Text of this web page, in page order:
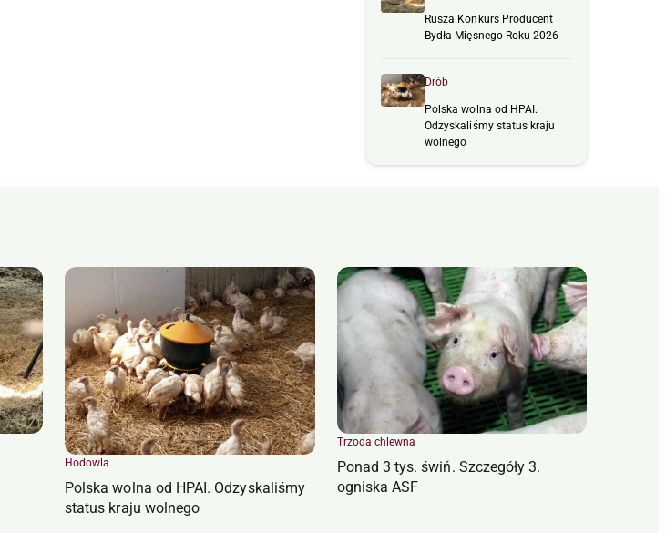
Rusza Konkurs Producent
Bydła Mięsnego Roku 2026
Drób
Polska wolna od HPAI.
Odzyskaliśmy status kraju
wolnego
Hodowla
Polska wolna od HPAI. Odzyskaliśmy
status kraju wolnego
Trzoda chlewna
Ponad 3 tys. świń. Szczegóły 3.
ogniska ASF